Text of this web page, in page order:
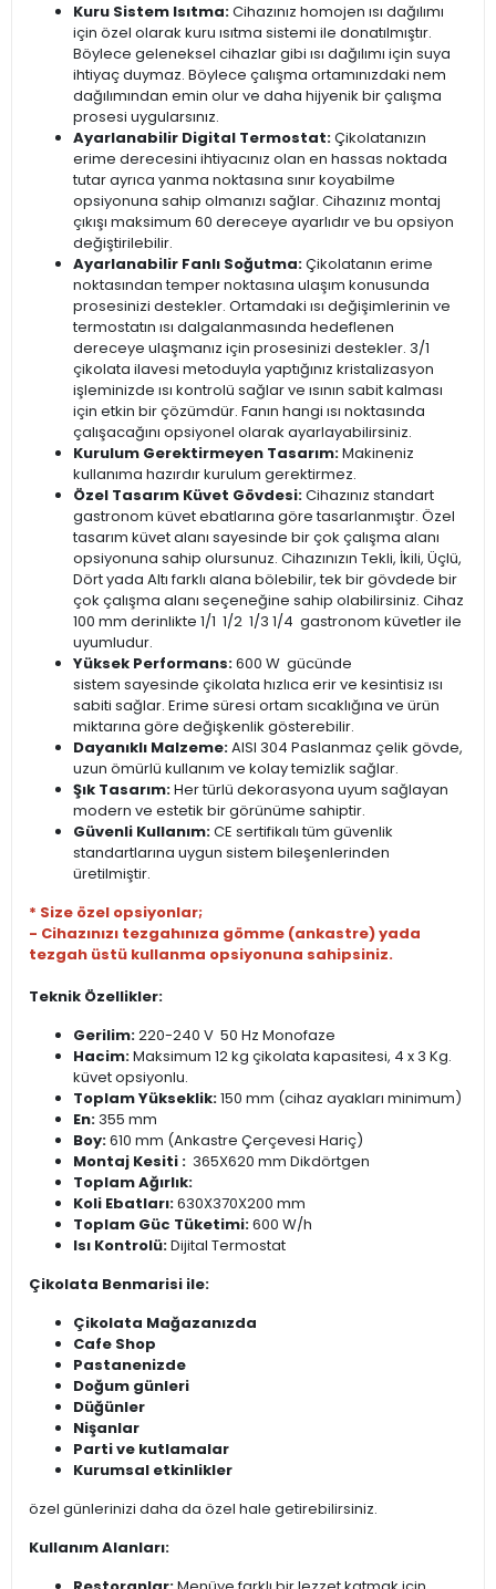
Kuru Sistem Isıtma:Cihazınız homojen ısı dağılımı
için özel olarak kuru ısıtma sistemi ile donatılmıştır.
Böylece geleneksel cihazlar gibi ısı dağılımı için suya
ihtiyaç duymaz. Böylece çalışma ortamınızdaki nem
dağılımından emin olur ve daha hijyenik bir çalışma
prosesi uygularsınız.
Ayarlanabilir Digital Termostat:Çikolatanızın
erime derecesini ihtiyacınız olan en hassas noktada
tutar ayrıca yanma noktasına sınır koyabilme
opsiyonuna sahip olmanızı sağlar. Cihazınız montaj
çıkışı maksimum 60 dereceye ayarlıdır ve bu opsiyon
değiştirilebilir.
Ayarlanabilir Fanlı Soğutma:Çikolatanın erime
noktasından temper noktasına ulaşım konusunda
prosesinizi destekler. Ortamdaki ısı değişimlerinin ve
termostatın ısı dalgalanmasında hedeflenen
dereceye ulaşmanız için prosesinizi destekler. 3/1
çikolata ilavesi metoduyla yaptığınız kristalizasyon
işleminizde ısı kontrolü sağlar ve ısının sabit kalması
için etkin bir çözümdür. Fanın hangi ısı noktasında
çalışacağını opsiyonel olarak ayarlayabilirsiniz.
Kurulum Gerektirmeyen Tasarım:Makineniz
kullanıma hazırdır kurulum gerektirmez.
Özel Tasarım Küvet Gövdesi:Cihazınız standart
gastronom küvet ebatlarına göre tasarlanmıştır. Özel
tasarım küvet alanı sayesinde bir çok çalışma alanı
opsiyonuna sahip olursunuz. Cihazınızın Tekli, İkili, Üçlü,
Dört yada Altı farklı alana bölebilir, tek bir gövdede bir
çok çalışma alanı seçeneğine sahip olabilirsiniz. Cihaz
100 mm derinlikte 1/1 1/2 1/3 1/4 gastronom küvetler ile
uyumludur.
Yüksek Performans:600 W gücünde
sistem sayesinde çikolata hızlıca erir ve kesintisiz ısı
sabiti sağlar. Erime süresi ortam sıcaklığına ve ürün
miktarına göre değişkenlik gösterebilir.
Dayanıklı Malzeme:AISI 304 Paslanmaz çelik gövde,
uzun ömürlü kullanım ve kolay temizlik sağlar.
Şık Tasarım:Her türlü dekorasyona uyum sağlayan
modern ve estetik bir görünüme sahiptir.
Güvenli Kullanım:CE sertifikalı tüm güvenlik
standartlarına uygun sistem bileşenlerinden
üretilmiştir.
* Size özel opsiyonlar;
- Cihazınızı tezgahınıza gömme (ankastre) yada
tezgah üstü kullanma opsiyonuna sahipsiniz.
Teknik Özellikler:
Gerilim:220-240 V 50 Hz Monofaze
Hacim:Maksimum 12 kg çikolata kapasitesi, 4 x 3 Kg.
küvet opsiyonlu.
Toplam Yükseklik:150 mm (cihaz ayakları minimum)
En:355 mm
Boy:610 mm (Ankastre Çerçevesi Hariç)
Montaj Kesiti : 365X620 mm Dikdörtgen
Toplam Ağırlık:
Koli Ebatları:630X370X200 mm
Toplam Güc Tüketimi:600 W/h
Isı Kontrolü:Dijital Termostat
Çikolata Benmarisi ile:
Çikolata Mağazanızda
Cafe Shop
Pastanenizde
Doğum günleri
Düğünler
Nişanlar
Parti ve kutlamalar
Kurumsal etkinlikler
özel günlerinizi daha da özel hale getirebilirsiniz.
Kullanım Alanları: